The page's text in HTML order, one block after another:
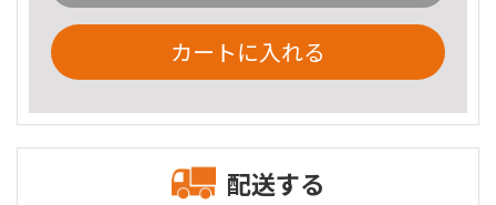
カートに入れる
配送する